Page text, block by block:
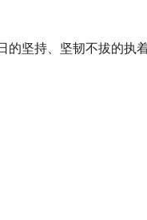
的坚持、坚韧不拔的执